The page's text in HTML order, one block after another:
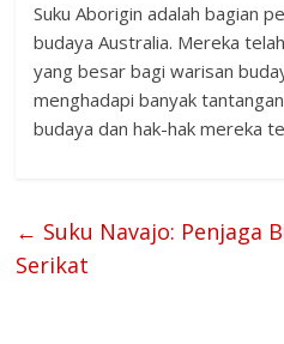
Suku Aborigin adalah bagian
budaya Australia. Mereka
yang besar bagi warisan
menghadapi banyak
budaya dan hak-hak mereka
← Suku Navajo: Penjaga
Serikat